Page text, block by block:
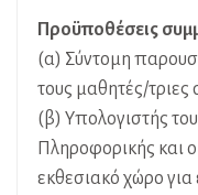
Προϋποθέσεις
(α) Σύντομη
τους μαθητές/τριες
(β) Υπολογιστής
Πληροφορικής και
εκθεσιακό χώρο